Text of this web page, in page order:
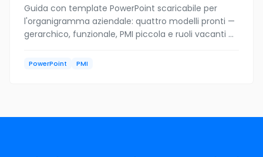
Guida con template PowerPoint scaricabile per
l'organigramma aziendale: quattro modelli pronti —
gerarchico, funzionale, PMI piccola e ruoli vacanti —
PowerPoint PMI